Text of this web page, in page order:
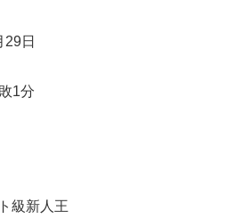
日
1分
級新人王